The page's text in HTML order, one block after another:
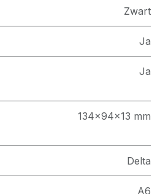
Zwart
Ja
Ja
134x94x13 mm
Delta
A6